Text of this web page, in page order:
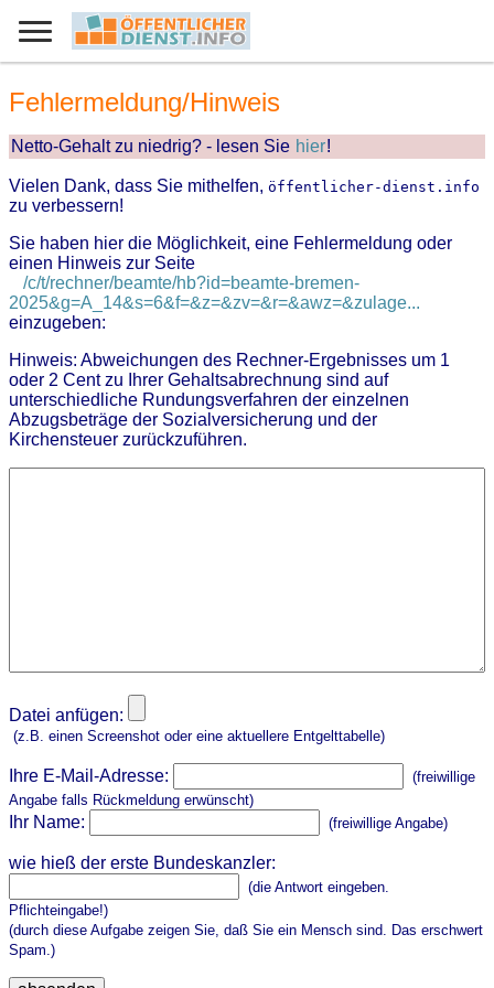
Fehlermeldung/Hinweis
Netto-Gehalt zu niedrig? - lesen Sie hier!
Vielen Dank, dass Sie mithelfen, öffentlicher-dienst.info
zu verbessern!
Sie haben hier die Möglichkeit, eine Fehlermeldung oder
einen Hinweis zur Seite
/c/t/rechner/beamte/hb?id=beamte-bremen-
2025&g=A_14&s=6&f=&z=&zv=&r=&awz=&zulage...
einzugeben:
Hinweis: Abweichungen des Rechner-Ergebnisses um 1
oder 2 Cent zu Ihrer Gehaltsabrechnung sind auf
unterschiedliche Rundungsverfahren der einzelnen
Abzugsbeträge der Sozialversicherung und der
Kirchensteuer zurückzuführen.
Datei anfügen:
(z.B. einen Screenshot oder eine aktuellere Entgelttabelle)
Ihre E-Mail-Adresse:
(freiwillige
Angabe falls Rückmeldung erwünscht)
Ihr Name: (freiwillige Angabe)
wie hieß der erste Bundeskanzler:
(die Antwort eingeben.
Pflichteingabe!)
(durch diese Aufgabe zeigen Sie, daß Sie ein Mensch sind. Das erschwert
Spam.)